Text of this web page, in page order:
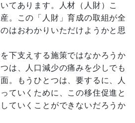
てあります。人材（人財）こ
。この「人財」育成の取組が全
はおわかりいただけようかと思
下支えする施策ではなかろうか
は、人口減少の痛みを少しでも
。もうひとつは、要するに、人
ていくために、この移住促進と
ていくことができないだろうか